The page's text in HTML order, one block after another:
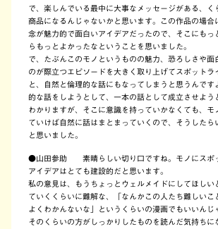
で、楽しんでいる最中に大事なメッセージがある、く
商品になるんじゃないかと思います。この作品の場合
念が魅力的で面白いアイデアだったので、そこにもっ
らもっとよかったなということを思いました。
で、たぶんこのモノというものの魅力、恐ろしさや面
のが際立つエピソードを大きく取り上げてスポットラ
と、自然と倫理的な話にもなってしまうと思うんです
的な話をしようとして、一本の話として成立させよう
わかりますが、そこに意識を持っていかなくても、モ
ていけば自然に話はまとまっていくので、そうしたら
と思いました。
●山田参助 素晴らしい切り口ですね。モノにスポ
アイデアはとても建設的だと思います。
私の意見は、もうちょっとウェルメイドにしてほしい
ていくくらいに難解な、「なんかこの人たち難しいこ
よくわかんないな」というくらいの漫画でもいいんじ
そのくらいの方がしっかりしたものを読んだ気持ちに